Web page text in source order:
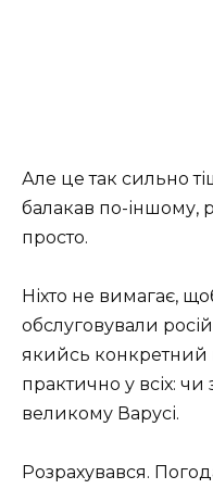
Але це так сильно
балакав по-іншому,
просто.
Ніхто не вимагає,
обслуговували
якийсь конкретний
практично у всіх: чи
великому Варусі.
Розрахувався.